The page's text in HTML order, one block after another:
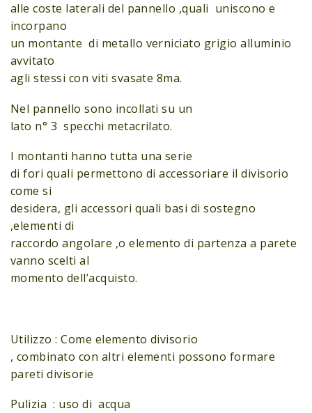
alle coste laterali del pannello ,quali uniscono e
incorpano
un montante di metallo verniciato grigio alluminio
avvitato
agli stessi con viti svasate 8ma.
Nel pannello sono incollati su un
lato n° 3 specchi metacrilato.
I montanti hanno tutta una serie
di fori quali permettono di accessoriare il divisorio
come si
desidera, gli accessori quali basi di sostegno
,elementi di
raccordo angolare ,o elemento di partenza a parete
vanno scelti al
momento dell’acquisto.
Utilizzo : Come elemento divisorio
, combinato con altri elementi possono formare
pareti divisorie
Pulizia : uso di acqua